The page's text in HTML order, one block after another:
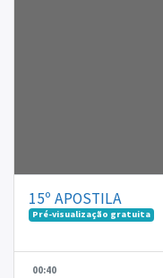
15º APOSTILA
Pré-visualização gratuita
00:40